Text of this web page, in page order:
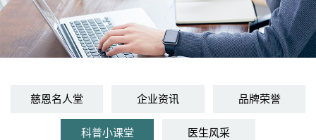
慈恩名人堂 企业资讯 品牌荣誉
科普小课堂 医生风采